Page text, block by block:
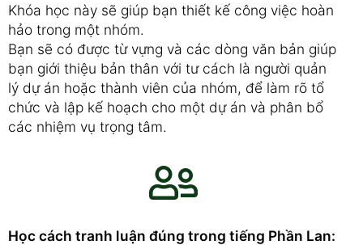
Khóa học này sẽ giúp bạn thiết kế công việc hoàn
hảo trong một nhóm.
Bạn sẽ có được từ vựng và các dòng văn bản giúp
bạn giới thiệu bản thân với tư cách là người quản
lý dự án hoặc thành viên của nhóm, để làm rõ tổ
chức và lập kế hoạch cho một dự án và phân bổ
các nhiệm vụ trọng tâm.
Học cách tranh luận đúng trong tiếng Phần Lan: